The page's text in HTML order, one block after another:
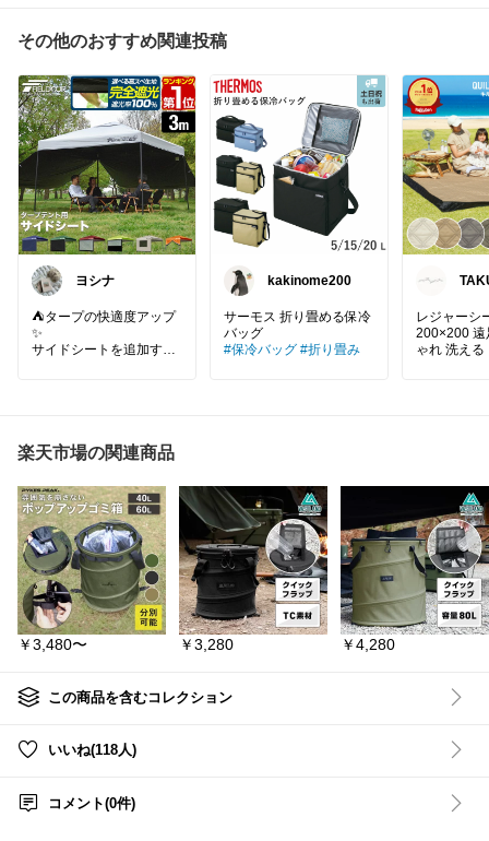
その他のおすすめ関連投稿
ヨシナ
⛺タープの快適度アップ
✨
サイドシートを追加する
#タープテント
#アウトドア
#キャンプ用品
#BBQ
#プール
#ファミリーキャンプ
#便利アイテム
#夏レジャー
#お買い物マラソン
#楽天市場
#楽天ROOM
kakinome200
サーモス 折り畳める保冷
#保冷バッグ #折り畳み
レジャーシ
200×200 遠
ゃれ 洗える
楽天市場の関連商品
￥3,480〜 ￥3,280 ￥4,280
この商品を含むコレクション
いいね(118人)
コメント(0件)